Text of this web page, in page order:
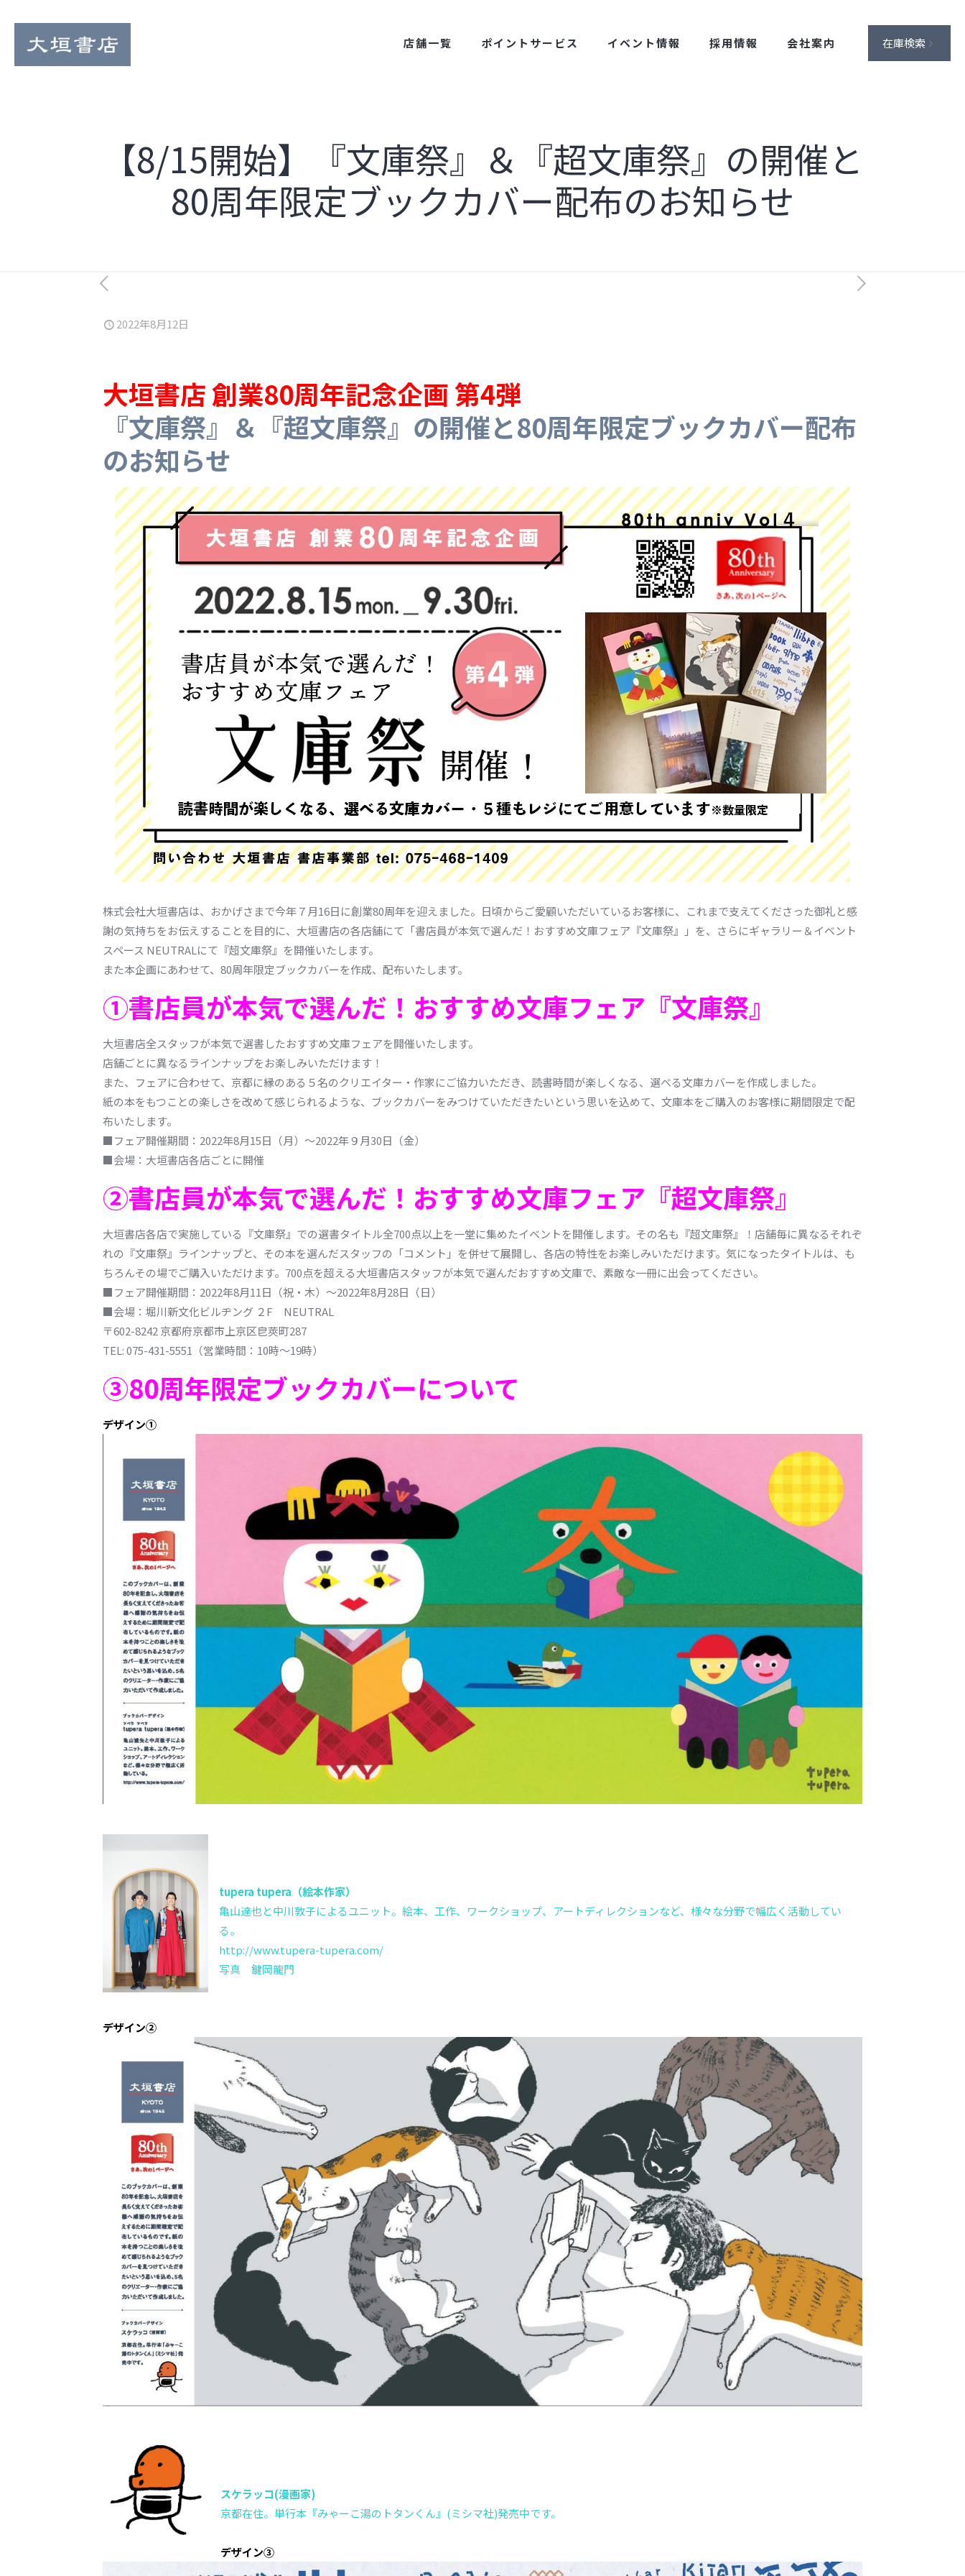
店舗一覧 ポイントサービス イベント情報 採用情報 会社案内 在庫検索
【8/15開始】『文庫祭』＆『超文庫祭』の開催と
80周年限定ブックカバー配布のお知らせ
2022年8月12日
大垣書店 創業80周年記念企画 第4弾
『文庫祭』＆『超文庫祭』の開催と80周年限定ブックカバー配布
のお知らせ
株式会社大垣書店は、おかげさまで今年７月16日に創業80周年を迎えました。日頃からご愛顧いただいているお客様に、これまで支えてくださった御礼と感
謝の気持ちをお伝えすることを目的に、大垣書店の各店舗にて「書店員が本気で選んだ！おすすめ文庫フェア『文庫祭』」を、さらにギャラリー＆イベント
スペース NEUTRALにて『超文庫祭』を開催いたします。
また本企画にあわせて、80周年限定ブックカバーを作成、配布いたします。
①書店員が本気で選んだ！おすすめ文庫フェア『文庫祭』
大垣書店全スタッフが本気で選書したおすすめ文庫フェアを開催いたします。
店舗ごとに異なるラインナップをお楽しみいただけます！
また、フェアに合わせて、京都に縁のある５名のクリエイター・作家にご協力いただき、読書時間が楽しくなる、選べる文庫カバーを作成しました。
紙の本をもつことの楽しさを改めて感じられるような、ブックカバーをみつけていただきたいという思いを込めて、文庫本をご購入のお客様に期間限定で配
布いたします。
■フェア開催期間：2022年8月15日（月）～2022年９月30日（金）
■会場：大垣書店各店ごとに開催
②書店員が本気で選んだ！おすすめ文庫フェア『超文庫祭』
大垣書店各店で実施している『文庫祭』での選書タイトル全700点以上を一堂に集めたイベントを開催します。その名も『超文庫祭』！店舗毎に異なるそれぞ
れの『文庫祭』ラインナップと、その本を選んだスタッフの「コメント」を併せて展開し、各店の特性をお楽しみいただけます。気になったタイトルは、も
ちろんその場でご購入いただけます。700点を超える大垣書店スタッフが本気で選んだおすすめ文庫で、素敵な一冊に出会ってください。
■フェア開催期間：2022年8月11日（祝・木）～2022年8月28日（日）
■会場：堀川新文化ビルヂング ２F NEUTRAL
〒602-8242 京都府京都市上京区皀莢町287
TEL: 075-431-5551（営業時間：10時～19時）
③80周年限定ブックカバーについて
デザイン①
tupera tupera（絵本作家）
亀山達也と中川敦子によるユニット。絵本、工作、ワークショップ、アートディレクションなど、様々な分野で幅広く活動してい
る。
http://www.tupera-tupera.com/
写真 鍵岡龍門
デザイン②
スケラッコ(漫画家)
京都在住。単行本『みゃーこ湯のトタンくん』(ミシマ社)発売中です。
デザイン③